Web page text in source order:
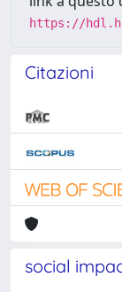
https://
Citazioni
social